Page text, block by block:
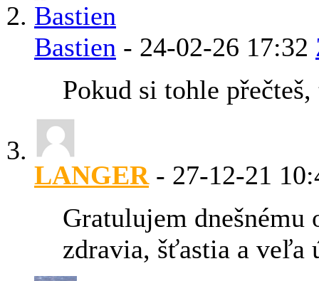
Bastien - 24-02-26 17:32
Pokud si tohle
LANGER- 27-12-21
Gratulujem
zdravia, šťastia a veľa